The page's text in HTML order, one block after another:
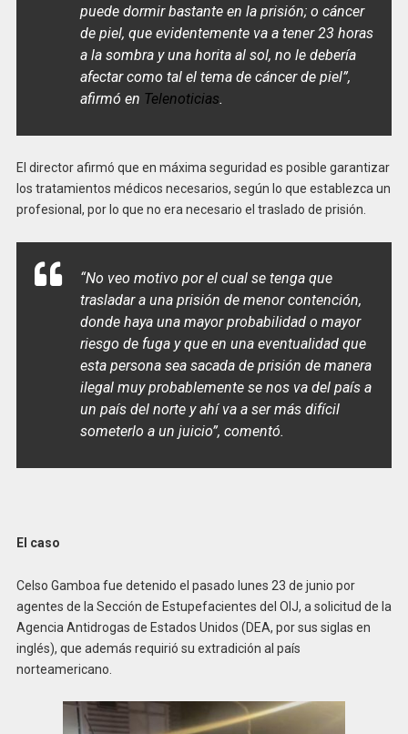
puede dormir bastante en la prisión; o cáncer
de piel, que evidentemente va a tener 23 horas
a la sombra y una horita al sol, no le debería
afectar como tal el tema de cáncer de piel”,
afirmó en Telenoticias.
El director afirmó que en máxima seguridad es posible garantizar
los tratamientos médicos necesarios, según lo que establezca un
profesional, por lo que no era necesario el traslado de prisión.
“No veo motivo por el cual se tenga que
trasladar a una prisión de menor contención,
donde haya una mayor probabilidad o mayor
riesgo de fuga y que en una eventualidad que
esta persona sea sacada de prisión de manera
ilegal muy probablemente se nos va del país a
un país del norte y ahí va a ser más difícil
someterlo a un juicio”, comentó.
El caso
Celso Gamboa fue detenido el pasado lunes 23 de junio por
agentes de la Sección de Estupefacientes del OIJ, a solicitud de la
Agencia Antidrogas de Estados Unidos (DEA, por sus siglas en
inglés), que además requirió su extradición al país
norteamericano.